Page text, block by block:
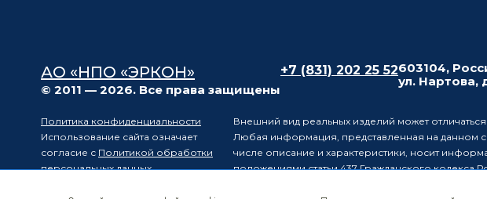
АО «НПО «ЭРКОН»
© 2011 — 2026. Все права защищены
+7 (831) 202 25 52603104,
ул. Нартова,
Политика конфиденциальности
Использование сайта означает
согласие с Политикой обработки
персональных данных
Внешний вид реальных изделий может
Любая информация, представленная на данном
числе описание и характеристики, носит
положениями статьи 437 Гражданского кодекса